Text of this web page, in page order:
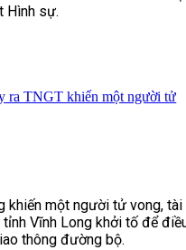
Hình sự.
ra TNGT khiến một người tử
khiến một người tử vong, tài
tỉnh Vĩnh Long khởi tố để
thông đường bộ.